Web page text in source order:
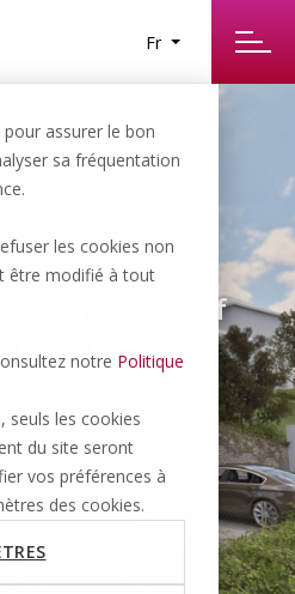
assurer le bon
sa fréquentation
les cookies non
être modifié à tout
notre Politique
seuls les cookies
du site seront
vos préférences à
des cookies.
Fr
neuf
et vue